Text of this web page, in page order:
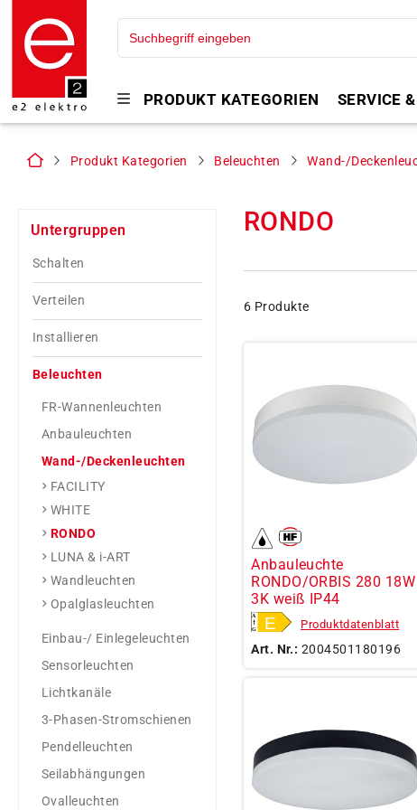
PRODUKT KATEGORIEN SERVICE
Produkt Kategorien Beleuchten Wand-/
Untergruppen
Schalten
Verteilen
Installieren
Beleuchten
FR-Wannenleuchten
Anbauleuchten
Wand-/Deckenleuchten
FACILITY
WHITE
RONDO
LUNA & i-ART
Wandleuchten
Opalglasleuchten
Einbau-/ Einlegeleuchten
Sensorleuchten
Lichtkanäle
3-Phasen-Stromschienen
Pendelleuchten
Seilabhängungen
Ovalleuchten
RONDO
6 Produkte
Anbauleuchte
RONDO/ORBIS 280 18W
3K weiß IP44
Produktdatenblatt
Art. Nr.: 2004501180196